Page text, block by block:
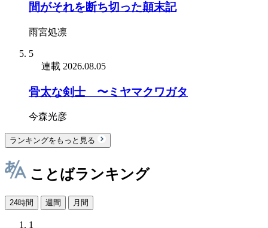
間がそれを断ち切った顛末記
雨宮処凛
5
連載 2026.08.05
骨太な剣士 〜ミヤマクワガタ
今森光彦
ランキングをもっと見る
ことばランキング
24時間 週間 月間
1